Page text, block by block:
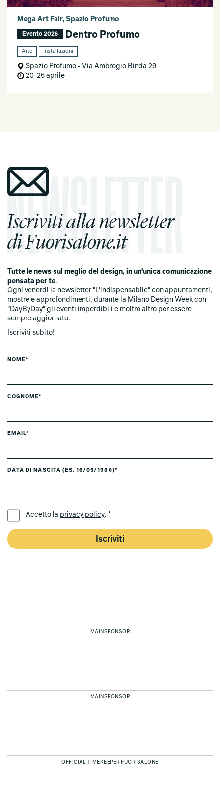
Mega Art Fair, Spazio Profumo
Evento 2026 Dentro Profumo
Arte Installazioni
Spazio Profumo - Via Ambrogio Binda 29
20-25 aprile
Iscriviti alla newsletter
di Fuorisalone.it
Tutte le news sul meglio del design, in un'unica comunicazione
pensata per te.
Ogni venerdi la newsletter "L'indispensabile" con appuntamenti,
mostre e approfondimenti, durante la Milano Design Week con
"DayByDay" gli eventi imperdibili e moltro altro per essere
sempre aggiornato.
Iscriviti subito!
NOME*
COGNOME*
EMAIL*
DATA DI NASCITA (ES. 16/05/1980)*
Accetto la privacy policy. *
Iscriviti
MAINSPONSOR
MAINSPONSOR
OFFICIAL TIMEKEEPER FUORISALONE